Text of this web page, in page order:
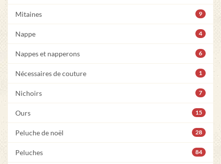
Mitaines 9
Nappe 4
Nappes et napperons 6
Nécessaires de couture 1
Nichoirs 7
Ours 15
Peluche de noël 28
Peluches 84